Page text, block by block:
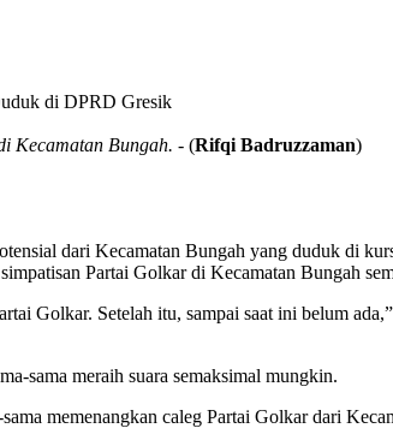
di DPRD Gresik
Kecamatan Bungah. - (Rifqi Badruzzaman)
dari Kecamatan Bungah yang duduk di
Partai Golkar di Kecamatan Bungah
Golkar. Setelah itu, sampai saat ini belum
sama meraih suara semaksimal mungkin.
memenangkan caleg Partai Golkar dari